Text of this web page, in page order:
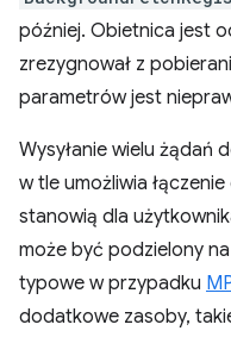
później. Obietnica jest
zrezygnował z
parametrów jest
Wysyłanie wielu żądań
w tle umożliwia
stanowią dla
może być podzielony
typowe w przypadku
dodatkowe zasoby,